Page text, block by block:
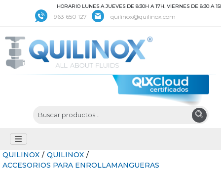
HORARIO LUNES A JUEVES DE 8:30H A 17H. VIERNES DE 8:30 A 15H
963 650 127 quilinox@quilinox.com
QUILINOX / QUILINOX /
ACCESORIOS PARA ENROLLAMANGUERAS